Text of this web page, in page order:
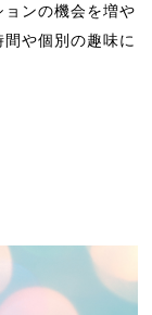
ンの機会を増や
や個別の趣味に